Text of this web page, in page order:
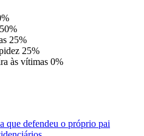
50%
25%
25%
às vítimas 0%